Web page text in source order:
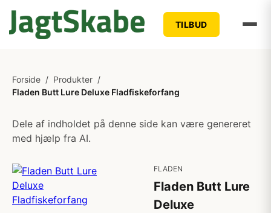
TILBUD
Forside / Produkter /
Fladen Butt Lure Deluxe Fladfiskeforfang
Dele af indholdet på denne side kan være genereret
med hjælp fra AI.
FLADEN
Fladen Butt Lure
Deluxe